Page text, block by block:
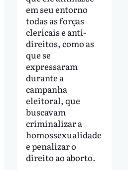
em seu entorno
todas as forças
clericais e anti-
direitos, como as
que se
expressaram
durante a
campanha
eleitoral, que
buscavam
criminalizar a
homossexualidade
e penalizar o
direito ao aborto.